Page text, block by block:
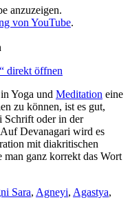
anzuzeigen.
von YouTube.
direkt öffnen
Yoga und Meditation eine
zu können, ist es gut,
Schrift oder in der
Devanagari wird es
mit diakritischen
ganz korrekt das Wort
Sara, Agneyi, Agastya,